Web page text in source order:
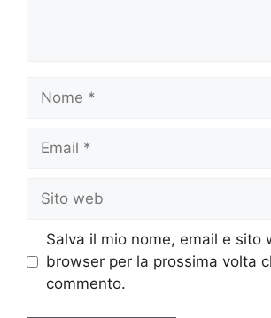
web
Salva il mio nome, email e sito
browser per la prossima volta
commento.